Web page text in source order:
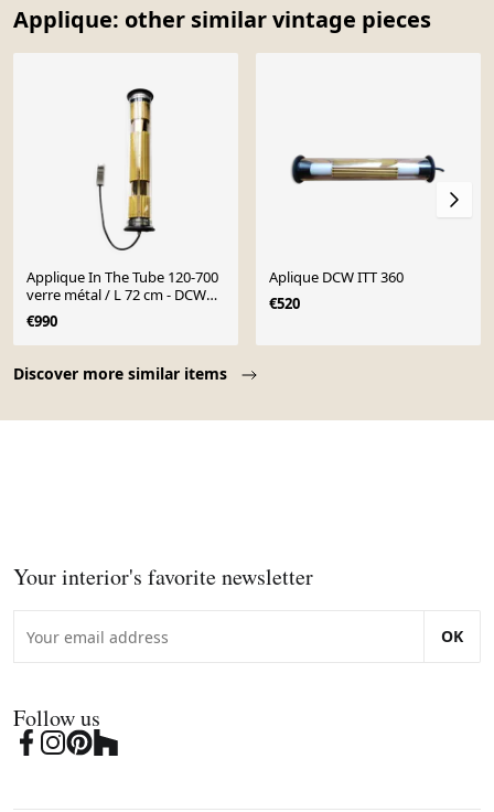
Applique: other similar vintage pieces
Discover more similar items
Applique In The Tube 120-700
verre métal / L 72 cm - DCW
éditions
€990
Aplique DCW ITT 360
€520
Your interior's favorite newsletter
OK
Follow us